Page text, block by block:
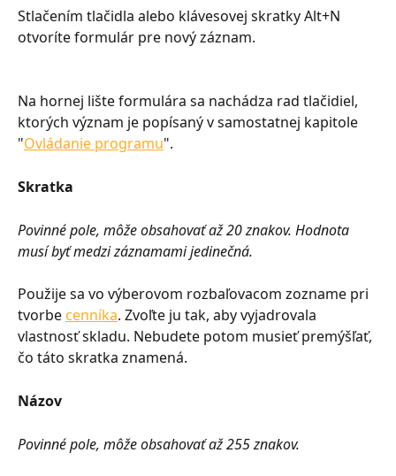
Stlačením tlačidla alebo klávesovej skratky Alt+N
otvoríte formulár pre nový záznam.
Na hornej lište formulára sa nachádza rad tlačidiel,
ktorých význam je popísaný v samostatnej kapitole
"Ovládanie programu".
Skratka
Povinné pole, môže obsahovať až 20 znakov. Hodnota
musí byť medzi záznamami jedinečná.
Použije sa vo výberovom rozbaľovacom zozname pri
tvorbe cenníka. Zvoľte ju tak, aby vyjadrovala
vlastnosť skladu. Nebudete potom musieť premýšľať,
čo táto skratka znamená.
Názov
Povinné pole, môže obsahovať až 255 znakov.